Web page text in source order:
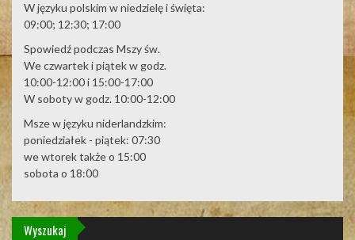
W języku polskim w niedzielę i święta:
09:00; 12:30; 17:00
Spowiedź podczas Mszy św.
We czwartek i piątek w godz.
10:00-12:00 i 15:00-17:00
W soboty w godz. 10:00-12:00
Msze w języku niderlandzkim:
poniedziałek - piątek: 07:30
we wtorek także o 15:00
sobota o 18:00
Wyszukaj